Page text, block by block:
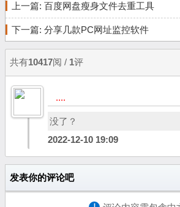
上一篇: 百度网盘瘦身文件去重工具
下一篇: 分享几款PC网址监控软件
共有10417阅 / 1评
....
没了？
2022-12-10 19:09
发表你的评论吧